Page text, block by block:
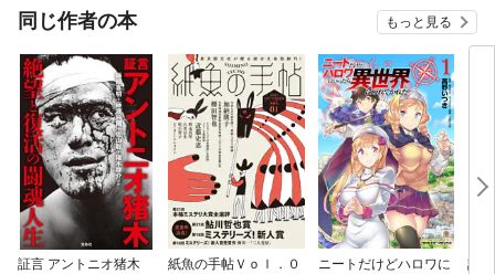
同じ作者の本 もっと見る
証言 アントニオ猪木
紙魚の手帖Ｖｏｌ．０
ニートだけどハロワに
証